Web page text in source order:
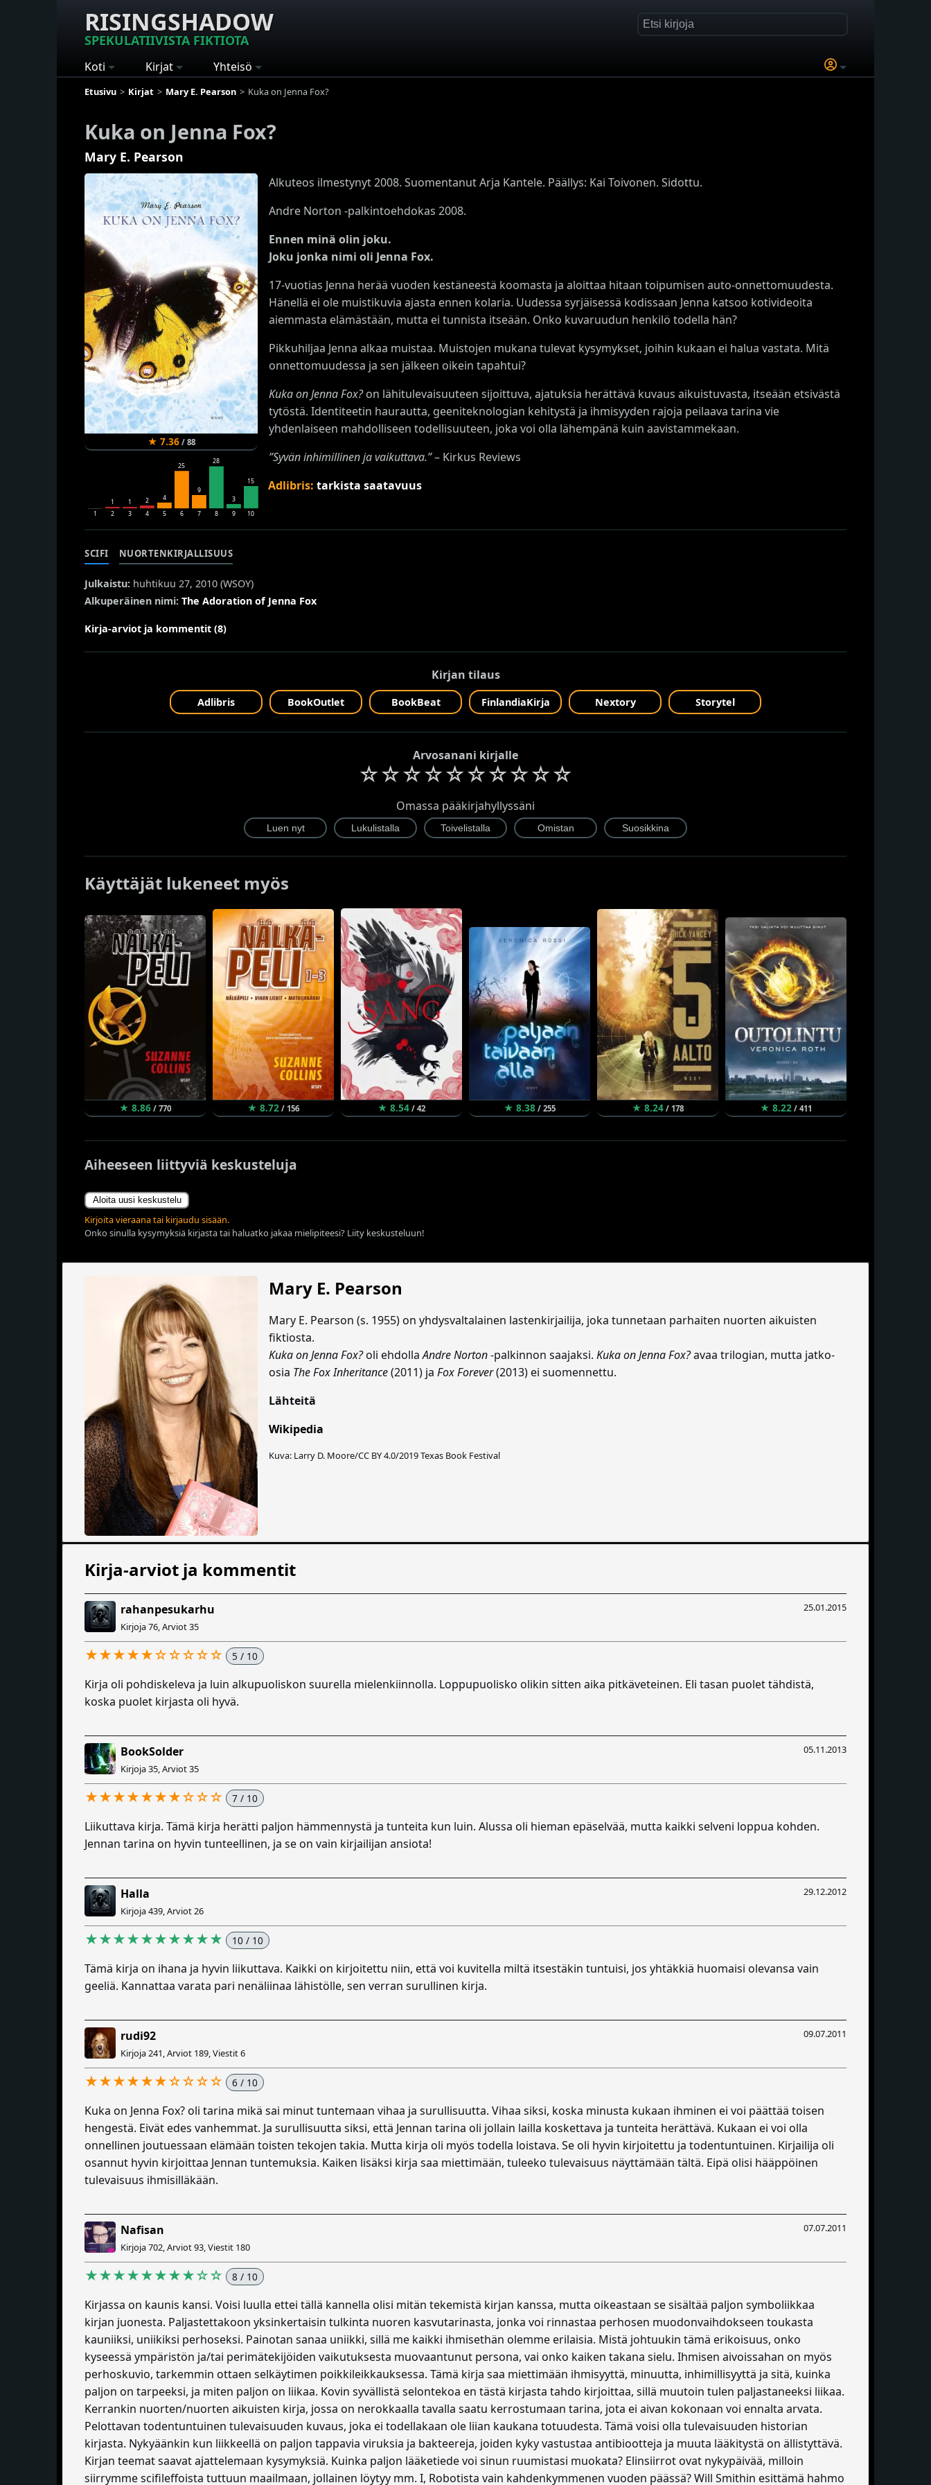
RISINGSHADOW
SPEKULATIIVISTA FIKTIOTA
Koti Kirjat Yhteisö
Etusivu Kirjat Mary E. Pearson Kuka on Jenna Fox?
Kuka on Jenna Fox?
Mary E. Pearson
★ 7.36/ 88
1
1
2
1
3
2
4
4
5
25
6
9
7
28
8
3
9
15
10
Alkuteos ilmestynyt 2008. Suomentanut Arja Kantele. Päällys: Kai Toivonen. Sidottu.
Andre Norton -palkintoehdokas 2008.
Ennen minä olin joku.
Joku jonka nimi oli Jenna Fox.
17-vuotias Jenna herää vuoden kestäneestä koomasta ja aloittaa hitaan toipumisen auto-onnettomuudesta.
Hänellä ei ole muistikuvia ajasta ennen kolaria. Uudessa syrjäisessä kodissaan Jenna katsoo kotivideoita
aiemmasta elämästään, mutta ei tunnista itseään. Onko kuvaruudun henkilö todella hän?
Pikkuhiljaa Jenna alkaa muistaa. Muistojen mukana tulevat kysymykset, joihin kukaan ei halua vastata. Mitä
onnettomuudessa ja sen jälkeen oikein tapahtui?
Kuka on Jenna Fox?on lähitulevaisuuteen sijoittuva, ajatuksia herättävä kuvaus aikuistuvasta, itseään etsivästä
tytöstä. Identiteetin haurautta, geeniteknologian kehitystä ja ihmisyyden rajoja peilaava tarina vie
yhdenlaiseen mahdolliseen todellisuuteen, joka voi olla lähempänä kuin aavistammekaan.
”Syvän inhimillinen ja vaikuttava.”– Kirkus Reviews
Adlibris: tarkista saatavuus
SCIFI NUORTENKIRJALLISUUS
Julkaistu: huhtikuu 27, 2010 (WSOY)
Alkuperäinen nimi: The Adoration of Jenna Fox
Kirja-arviot ja kommentit (8)
Kirjan tilaus
Adlibris BookOutlet BookBeat FinlandiaKirja Nextory Storytel
Arvosanani kirjalle
☆☆☆☆☆☆☆☆☆☆
Omassa pääkirjahyllyssäni
Käyttäjät lukeneet myös
★ 8.86 / 770 ★ 8.72 / 156 ★ 8.54 / 42 ★ 8.38 / 255 ★ 8.24 / 178 ★ 8.22 / 411
Aiheeseen liittyviä keskusteluja
Aloita uusi keskustelu
Kirjoita vieraana tai kirjaudu sisään.
Onko sinulla kysymyksiä kirjasta tai haluatko jakaa mielipiteesi? Liity keskusteluun!
Mary E. Pearson
Mary E. Pearson (s. 1955) on yhdysvaltalainen lastenkirjailija, joka tunnetaan parhaiten nuorten aikuisten
fiktiosta.
Kuka on Jenna Fox?oli ehdollaAndre Norton-palkinnon saajaksi. Kuka on Jenna Fox?avaa trilogian, mutta jatko-
osia The Fox Inheritance(2011) ja Fox Forever(2013) ei suomennettu.
Lähteitä
Wikipedia
Kuva: Larry D. Moore/CC BY 4.0/2019 Texas Book Festival
Kirja-arviot ja kommentit
25.01.2015
rahanpesukarhu
Kirjoja 76, Arviot 35
★★★★★☆☆☆☆☆ 5 / 10
Kirja oli pohdiskeleva ja luin alkupuoliskon suurella mielenkiinnolla. Loppupuolisko olikin sitten aika pitkäveteinen. Eli tasan puolet tähdistä,
koska puolet kirjasta oli hyvä.
05.11.2013
BookSolder
Kirjoja 35, Arviot 35
★★★★★★★☆☆☆ 7 / 10
Liikuttava kirja. Tämä kirja herätti paljon hämmennystä ja tunteita kun luin. Alussa oli hieman epäselvää, mutta kaikki selveni loppua kohden.
Jennan tarina on hyvin tunteellinen, ja se on vain kirjailijan ansiota!
29.12.2012
Halla
Kirjoja 439, Arviot 26
★★★★★★★★★★ 10 / 10
Tämä kirja on ihana ja hyvin liikuttava. Kaikki on kirjoitettu niin, että voi kuvitella miltä itsestäkin tuntuisi, jos yhtäkkiä huomaisi olevansa vain
geeliä. Kannattaa varata pari nenäliinaa lähistölle, sen verran surullinen kirja.
09.07.2011
rudi92
Kirjoja 241, Arviot 189, Viestit 6
★★★★★★☆☆☆☆ 6 / 10
Kuka on Jenna Fox? oli tarina mikä sai minut tuntemaan vihaa ja surullisuutta. Vihaa siksi, koska minusta kukaan ihminen ei voi päättää toisen
hengestä. Eivät edes vanhemmat. Ja surullisuutta siksi, että Jennan tarina oli jollain lailla koskettava ja tunteita herättävä. Kukaan ei voi olla
onnellinen joutuessaan elämään toisten tekojen takia. Mutta kirja oli myös todella loistava. Se oli hyvin kirjoitettu ja todentuntuinen. Kirjailija oli
osannut hyvin kirjoittaa Jennan tuntemuksia. Kaiken lisäksi kirja saa miettimään, tuleeko tulevaisuus näyttämään tältä. Eipä olisi hääppöinen
tulevaisuus ihmisilläkään.
07.07.2011
Nafisan
Kirjoja 702, Arviot 93, Viestit 180
★★★★★★★★☆☆ 8 / 10
Kirjassa on kaunis kansi. Voisi luulla ettei tällä kannella olisi mitän tekemistä kirjan kanssa, mutta oikeastaan se sisältää paljon symboliikkaa
kirjan juonesta. Paljastettakoon yksinkertaisin tulkinta nuoren kasvutarinasta, jonka voi rinnastaa perhosen muodonvaihdokseen toukasta
kauniiksi, uniikiksi perhoseksi. Painotan sanaa uniikki, sillä me kaikki ihmisethän olemme erilaisia. Mistä johtuukin tämä erikoisuus, onko
kyseessä ympäristön ja/tai perimätekijöiden vaikutuksesta muovaantunut persona, vai onko kaiken takana sielu. Ihmisen aivoissahan on myös
perhoskuvio, tarkemmin ottaen selkäytimen poikkileikkauksessa. Tämä kirja saa miettimään ihmisyyttä, minuutta, inhimillisyyttä ja sitä, kuinka
paljon on tarpeeksi, ja miten paljon on liikaa. Kovin syvällistä selontekoa en tästä kirjasta tahdo kirjoittaa, sillä muutoin tulen paljastaneeksi liikaa.
Kerrankin nuorten/nuorten aikuisten kirja, jossa on nerokkaalla tavalla saatu kerrostumaan tarina, jota ei aivan kokonaan voi ennalta arvata.
Pelottavan todentuntuinen tulevaisuuden kuvaus, joka ei todellakaan ole liian kaukana totuudesta. Tämä voisi olla tulevaisuuden historian
kirjasta. Nykyäänkin kun liikkeellä on paljon tappavia viruksia ja bakteereja, joiden kyky vastustaa antibiootteja ja muuta lääkitystä on ällistyttävä.
Kirjan teemat saavat ajattelemaan kysymyksiä. Kuinka paljon lääketiede voi sinun ruumistasi muokata? Elinsiirrot ovat nykypäivää, milloin
siirrymme scifileffoista tuttuun maailmaan, jollainen löytyy mm. I, Robotista vain kahdenkymmenen vuoden päässä? Will Smithin esittämä hahmo